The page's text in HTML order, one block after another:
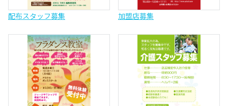
配布スタッフ募集 加盟店募集